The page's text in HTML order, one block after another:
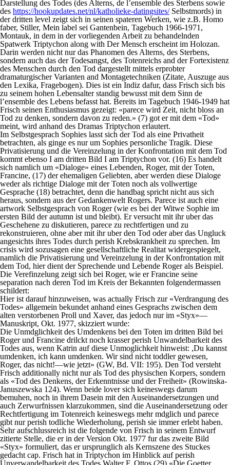
Darstellung des Todes (des Alterns, de l’ensemble des Sterbens sowie
des https://hookupdates.net/nl/katholieke-datingsites/Selbstmords) in
der dritten level zeigt sich in seinen spateren Werken, wie z.B. Homo
faber, Stiller, Mein label sei Gantenbein, Tagebuch 1966-1971,
Montauk, in dem in der vorliegenden Arbeit zu behandelnden
Spatwerk Triptychon along with Der Mensch erscheint im Holozan.
Darin werden nicht nur das Phanomen des Alterns, des Sterbens,
sondern auch das der Todesangst, des Totenreichs and der Fortexistenz
des Menschen durch den Tod dargestellt mittels erprobter
dramaturgischer Varianten and Montagetechniken (Zitate, Auszuge aus
den Lexika, Fragebogen). Dies ist ein Indiz dafur, dass Frisch sich bis
zu seinem hohen Lebensalter standig bewusst mit dem Sinn de
l’ensemble des Lebens befasst hat. Bereits im Tagebuch 1946-1949 hat
Frisch seinen Enthusiasmus gezeigt: «parece wird Zeit, nicht bloss an
Tod zu denken, sondern davon zu reden.» (7) got er mit dem «Tod»
meint, wird anhand des Dramas Triptychon erlautert.
Im Selbstgesprach Sophies lasst sich der Tod als eine Privatheit
betrachten, als ginge es nur um Sophies personliche Tragik. Diese
Privatisierung und die Vereinzelung in der Konfrontation mit dem Tod
kommt ebenso I am dritten Bild I am Triptychon vor. (16) Es handelt
sich namlich um «Dialoge» eines Lebenden, Roger, mit der Toten,
Francine, (17) der ehemaligen Geliebten, aber werden diese Dialoge
weder als richtige Dialoge mit der Toten noch als vollwertige
Gesprache (18) betrachtet, denn die handbag spricht nicht aus sich
heraus, sondern aus der Gedankenwelt Rogers. Parece ist auch eine
artwork Selbstgesprach von Roger (wie es bei der Witwe Sophie im
ersten Bild der autumn ist und bleibt). Er versucht mit ihr uber das
Geschehene zu diskutieren, parece zu rechtfertigen und zu
rekonstruieren, ohne aber mit ihr uber den Tod oder aber das Ungluck
angesichts ihres Todes durch perish Krebskrankheit zu sprechen. Im
crisis wird sozusagen eine gesellschaftliche Realitat widergespiegelt,
namlich die Privatisierung und Vereinzelung in der Konfrontation mit
dem Tod, hier dient der Sprechende und Lebende Roger als Beispiel.
Die Verefinzelung zeigt sich bei Roger, wie er Francine seine
separation nach deren Tod im Kreis der Bekannten folgendermassen
schildert:
Hier ist darauf hinzuweisen, was actually Frisch zur «Verdrangung des
Todes» allgemein bekundet anhand eines Gesprachs zwischen dem
alten verstorbenen Proll und Xaver, das jedoch nur im «Styx»—
Manuskript, Okt. 1977, skizziert wurde:
Die Unmdglichkeit des Umdenkens bei den Toten im dritten Bild bei
Roger und Francine drilckt noch krasser perish Unwandelbarkeit des
Todes aus, wenn Katrin auf diese Unmoglichkeit hinweist: ,Du kannst
umdenken, ich kann umdenken. Wir sind nicht toddler gewesen,
Roger, das nicht!—wie jetzt» (GW, Bd. VII: 195). Den Tod versteht
Frisch additionally nicht nur als Tod des physischen Korpers, sondern
als «Tod des Denkens, der Erkenntnisse und der Freiheit» (Rowinska-
Januszewska 124). Wenn beide lover sich keineswegs darum
bemuhen, noch in ihrem Dasein mit den Auseinandersetzungen und
auch Zerwurfnissen klarzukommen, sind die Auseinandersetzung oder
Rechtfertigung im Totenreich keineswegs mehr mdglich und parece
gibt nur perish todliche Wiederholung, perish sie immer erlebt haben.
Sehr aufschlussreich ist die folgende von Frisch in seinem Entwurf
zitierte Stelle, die er in der Version Okt. 1977 fur das zweite Bild
«Styx» formuliert, das er ursprunglich als Kernszene des Stuckes
gedacht cap. Frisch hat in Triptychon im Hinblick auf perish
Unverwandelbarkeit des Todes Walter F. Ottos (29) «Die Goetter